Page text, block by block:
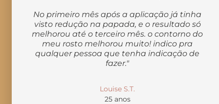
Também temos a ajuda de uma equipe
multidisciplinar e focada em oferecer
procedimentos seguros e que sejam a escolha
perfeita para te auxiliar na recuperação da
autoestima.
No primeiro mês após a aplicação já tinha
visto redução na papada, e o resultado só
melhorou até o terceiro mês. o contorno do
meu rosto melhorou muito! indico pra
qualquer pessoa que tenha indicação de
fazer."
Louise S.T.
25 anos